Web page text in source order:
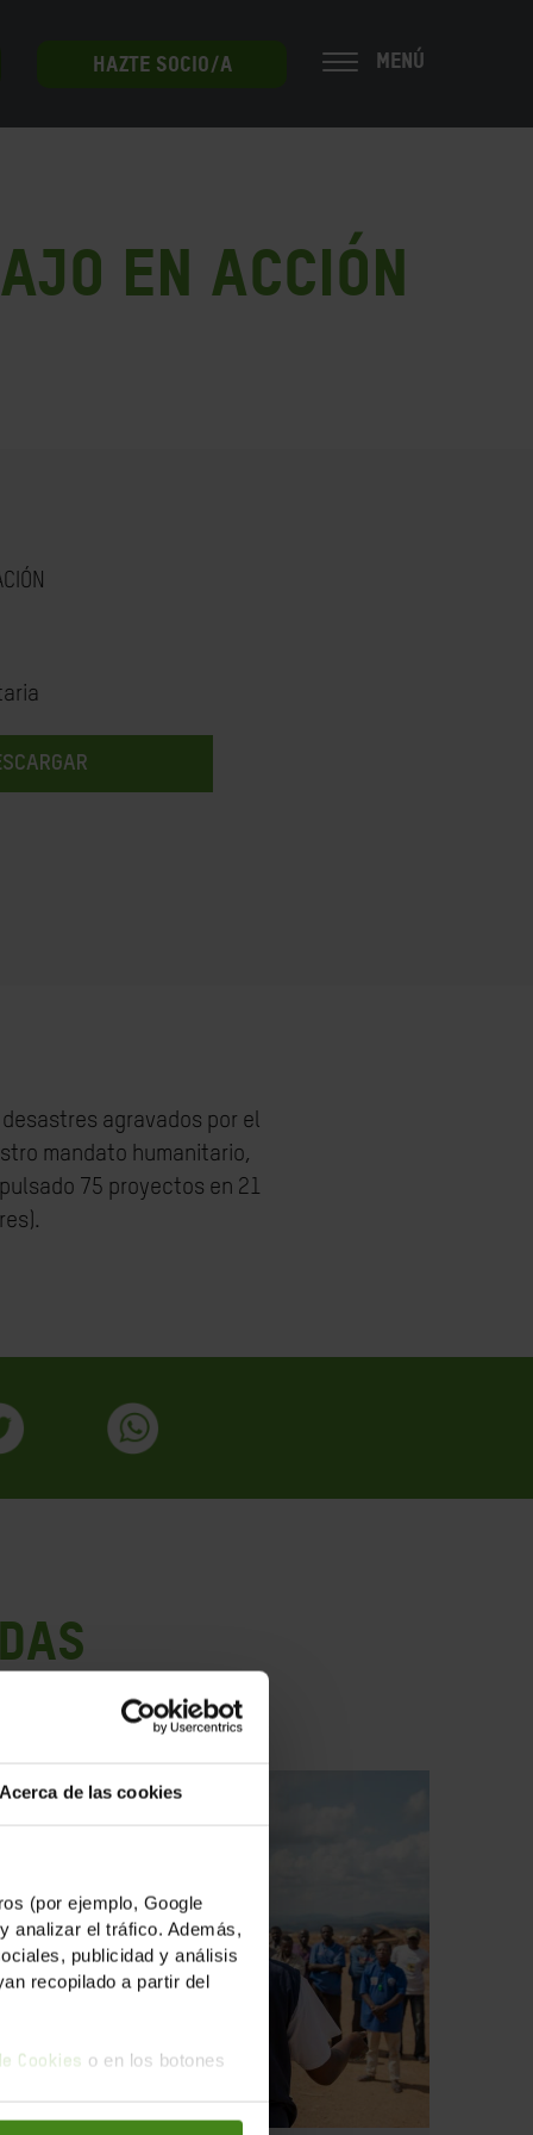
Acerca de las cookies
(por ejemplo, Google
analizar el tráfico. Además,
publicidad y análisis
recopilado a partir del
Cookies o en los botones
HAZTE SOCIO/A MENÚ
en Acción
agravados por el
mandato humanitario,
75 proyectos en 21